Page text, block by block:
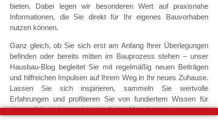
bieten. Dabei legen wir besonderen Wert auf praxisnahe
Informationen, die Sie direkt für Ihr eigenes Bauvorhaben
nutzen können.
Ganz gleich, ob Sie sich erst am Anfang Ihrer Überlegungen
befinden oder bereits mitten im Bauprozess stehen – unser
Hausbau-Blog begleitet Sie mit regelmäßig neuen Beiträgen
und hilfreichen Impulsen auf Ihrem Weg in Ihr neues Zuhause.
Lassen Sie sich inspirieren, sammeln Sie wertvolle
Erfahrungen und profitieren Sie von fundiertem Wissen für
einen erfolgreichen und gut geplanten Hausbau.